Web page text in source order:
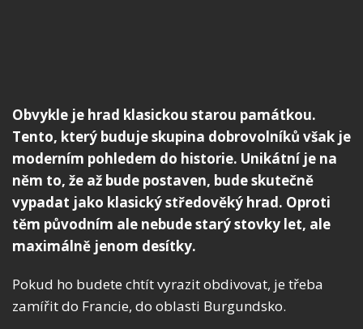
Obvykle je hrad klasickou starou památkou.
Tento, který buduje skupina dobrovolníků však je
moderním pohledem do historie. Unikátní je na
něm to, že až bude postaven, bude skutečně
vypadat jako klasický středověký hrad. Oproti
těm původním ale nebude starý stovky let, ale
maximálně jenom desítky.
Pokud ho budete chtít vyrazit obdivovat, je třeba
zamířit do Francie, do oblasti Burgundsko.